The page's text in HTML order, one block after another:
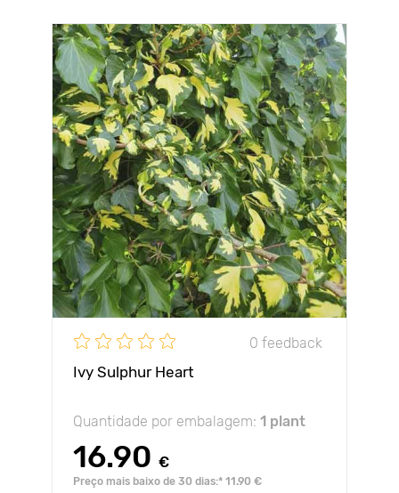
0 feedback
Ivy Sulphur Heart
Quantidade por embalagem: 1 plant
16.90 €
Preço mais baixo de 30 dias:* 11.90 €